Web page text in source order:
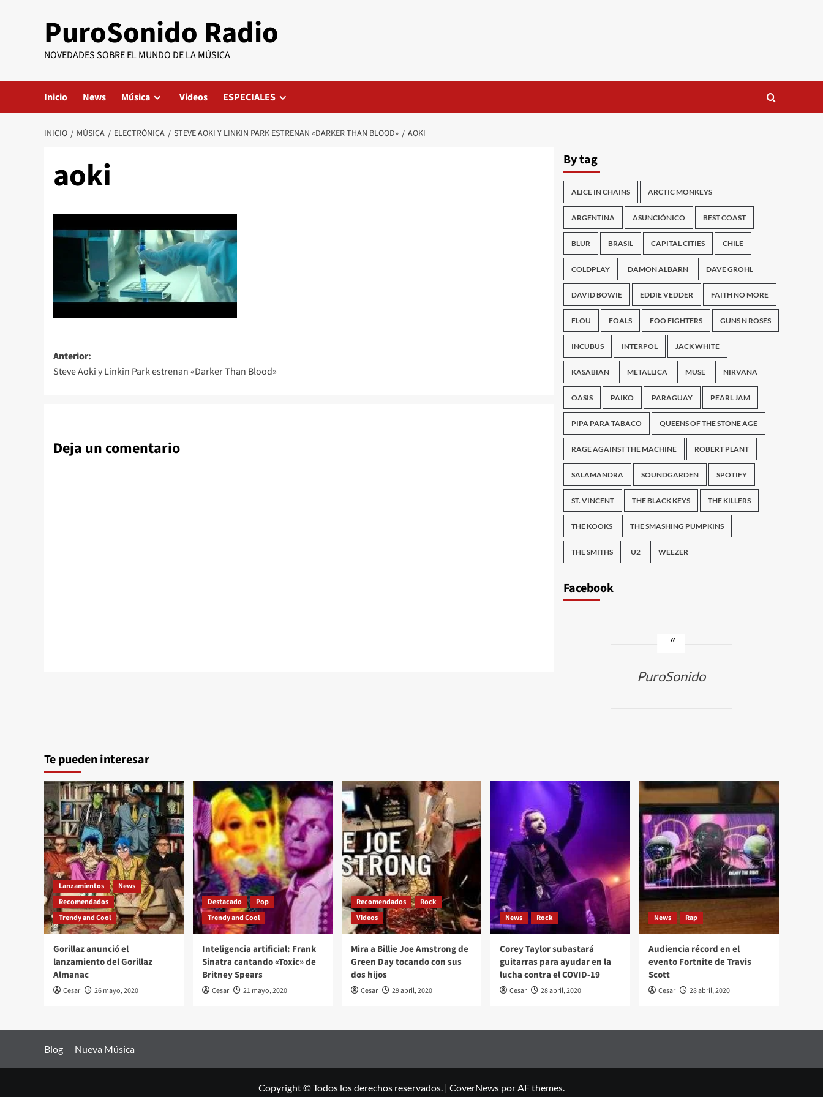
PuroSonido Radio
NOVEDADES SOBRE EL MUNDO DE LA MÚSICA
Inicio News Música Videos ESPECIALES
INICIO MÚSICA ELECTRÓNICA STEVE AOKI Y LINKIN PARK ESTRENAN «DARKER THAN BLOOD» AOKI
aoki
Navegación
de
Anterior:
Steve Aoki y Linkin Park estrenan «Darker Than Blood»
Deja un comentario
By tag
ALICE IN CHAINS ARCTIC MONKEYS
ARGENTINA ASUNCIÓNICO BEST COAST
BLUR BRASIL CAPITAL CITIES CHILE
COLDPLAY DAMON ALBARN DAVE GROHL
DAVID BOWIE EDDIE VEDDER FAITH NO MORE
FLOU FOALS FOO FIGHTERS GUNS N ROSES
INCUBUS INTERPOL JACK WHITE
KASABIAN METALLICA MUSE NIRVANA
OASIS PAIKO PARAGUAY PEARL JAM
PIPA PARA TABACO QUEENS OF THE STONE AGE
RAGE AGAINST THE MACHINE ROBERT PLANT
SALAMANDRA SOUNDGARDEN SPOTIFY
ST. VINCENT THE BLACK KEYS THE KILLERS
THE KOOKS THE SMASHING PUMPKINS
THE SMITHS U2 WEEZER
Facebook
PuroSonido
Te pueden interesar
Lanzamientos
News
Recomendados
Trendy and Cool
Gorillaz anunció el
lanzamiento del Gorillaz
Almanac
Cesar 26 mayo, 2020
Destacado
Pop
Trendy and Cool
Inteligencia artificial: Frank
Sinatra cantando «Toxic» de
Britney Spears
Cesar 21 mayo, 2020
Recomendados
Rock
Videos
Mira a Billie Joe Amstrong de
Green Day tocando con sus
dos hijos
Cesar 29 abril, 2020
News Rock
Corey Taylor subastará
guitarras para ayudar en la
lucha contra el COVID-19
Cesar 28 abril, 2020
News Rap
Audiencia récord en el
evento Fortnite de Travis
Scott
Cesar 28 abril, 2020
Blog Nueva Música
Copyright © Todos los derechos reservados. | CoverNews por AF themes.